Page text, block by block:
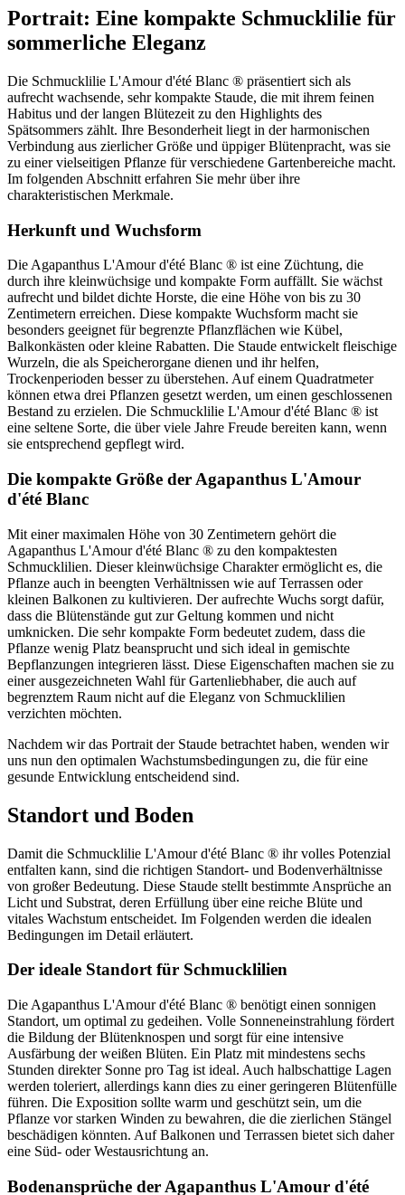
Portrait: Eine kompakte Schmucklilie für
sommerliche Eleganz
Die Schmucklilie L'Amour d'été Blanc ® präsentiert sich als
aufrecht wachsende, sehr kompakte Staude, die mit ihrem feinen
Habitus und der langen Blütezeit zu den Highlights des
Spätsommers zählt. Ihre Besonderheit liegt in der harmonischen
Verbindung aus zierlicher Größe und üppiger Blütenpracht, was sie
zu einer vielseitigen Pflanze für verschiedene Gartenbereiche macht.
Im folgenden Abschnitt erfahren Sie mehr über ihre
charakteristischen Merkmale.
Herkunft und Wuchsform
Die Agapanthus L'Amour d'été Blanc ® ist eine Züchtung, die
durch ihre kleinwüchsige und kompakte Form auffällt. Sie wächst
aufrecht und bildet dichte Horste, die eine Höhe von bis zu 30
Zentimetern erreichen. Diese kompakte Wuchsform macht sie
besonders geeignet für begrenzte Pflanzflächen wie Kübel,
Balkonkästen oder kleine Rabatten. Die Staude entwickelt fleischige
Wurzeln, die als Speicherorgane dienen und ihr helfen,
Trockenperioden besser zu überstehen. Auf einem Quadratmeter
können etwa drei Pflanzen gesetzt werden, um einen geschlossenen
Bestand zu erzielen. Die Schmucklilie L'Amour d'été Blanc ® ist
eine seltene Sorte, die über viele Jahre Freude bereiten kann, wenn
sie entsprechend gepflegt wird.
Die kompakte Größe der Agapanthus L'Amour
d'été Blanc
Mit einer maximalen Höhe von 30 Zentimetern gehört die
Agapanthus L'Amour d'été Blanc ® zu den kompaktesten
Schmucklilien. Dieser kleinwüchsige Charakter ermöglicht es, die
Pflanze auch in beengten Verhältnissen wie auf Terrassen oder
kleinen Balkonen zu kultivieren. Der aufrechte Wuchs sorgt dafür,
dass die Blütenstände gut zur Geltung kommen und nicht
umknicken. Die sehr kompakte Form bedeutet zudem, dass die
Pflanze wenig Platz beansprucht und sich ideal in gemischte
Bepflanzungen integrieren lässt. Diese Eigenschaften machen sie zu
einer ausgezeichneten Wahl für Gartenliebhaber, die auch auf
begrenztem Raum nicht auf die Eleganz von Schmucklilien
verzichten möchten.
Nachdem wir das Portrait der Staude betrachtet haben, wenden wir
uns nun den optimalen Wachstumsbedingungen zu, die für eine
gesunde Entwicklung entscheidend sind.
Standort und Boden
Damit die Schmucklilie L'Amour d'été Blanc ® ihr volles Potenzial
entfalten kann, sind die richtigen Standort- und Bodenverhältnisse
von großer Bedeutung. Diese Staude stellt bestimmte Ansprüche an
Licht und Substrat, deren Erfüllung über eine reiche Blüte und
vitales Wachstum entscheidet. Im Folgenden werden die idealen
Bedingungen im Detail erläutert.
Der ideale Standort für Schmucklilien
Die Agapanthus L'Amour d'été Blanc ® benötigt einen sonnigen
Standort, um optimal zu gedeihen. Volle Sonneneinstrahlung fördert
die Bildung der Blütenknospen und sorgt für eine intensive
Ausfärbung der weißen Blüten. Ein Platz mit mindestens sechs
Stunden direkter Sonne pro Tag ist ideal. Auch halbschattige Lagen
werden toleriert, allerdings kann dies zu einer geringeren Blütenfülle
führen. Die Exposition sollte warm und geschützt sein, um die
Pflanze vor starken Winden zu bewahren, die die zierlichen Stängel
beschädigen könnten. Auf Balkonen und Terrassen bietet sich daher
eine Süd- oder Westausrichtung an.
Bodenansprüche der Agapanthus L'Amour d'été